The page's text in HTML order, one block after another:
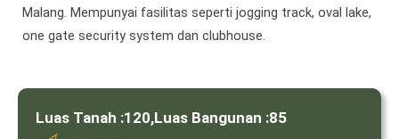
Malang. Mempunyai fasilitas seperti jogging track, oval lake,
one gate security system dan clubhouse.
Luas Tanah :120,Luas Bangunan :85